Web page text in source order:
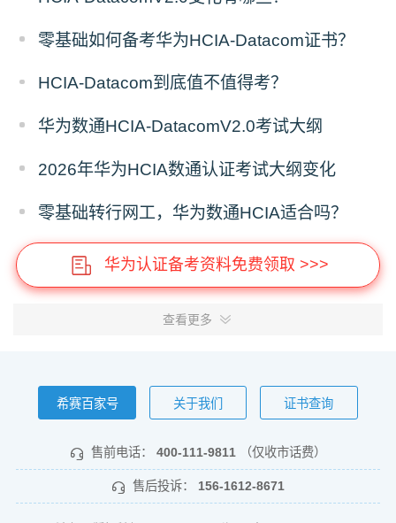
零基础如何备考华为HCIA-Datacom证书？
HCIA-Datacom到底值不值得考？
华为数通HCIA-DatacomV2.0考试大纲
2026年华为HCIA数通认证考试大纲变化
零基础转行网工，华为数通HCIA适合吗？
华为认证备考资料免费领取 >>>
查看更多
希赛百家号 关于我们 证书查询
售前电话： 400-111-9811 （仅收市话费）
售后投诉： 156-1612-8671